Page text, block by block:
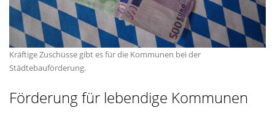
Kräftige Zuschüsse gibt es für die Kommunen bei der
Städtebauförderung.
Förderung für lebendige Kommunen